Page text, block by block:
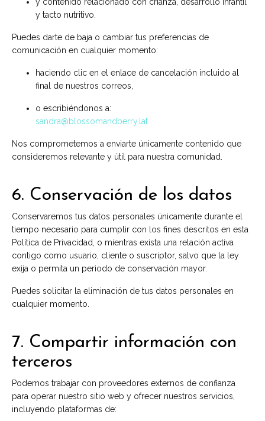
y contenido relacionado con crianza, desarrollo infantil
y tacto nutritivo.
Puedes darte de baja o cambiar tus preferencias de
comunicación en cualquier momento:
haciendo clic en el enlace de cancelación incluido al
final de nuestros correos,
o escribiéndonos a:
sandra@blossomandberry.lat
Nos comprometemos a enviarte únicamente contenido que
consideremos relevante y útil para nuestra comunidad.
6. Conservación de los datos
Conservaremos tus datos personales únicamente durante el
tiempo necesario para cumplir con los fines descritos en esta
Política de Privacidad, o mientras exista una relación activa
contigo como usuario, cliente o suscriptor, salvo que la ley
exija o permita un periodo de conservación mayor.
Puedes solicitar la eliminación de tus datos personales en
cualquier momento.
7. Compartir información con
terceros
Podemos trabajar con proveedores externos de confianza
para operar nuestro sitio web y ofrecer nuestros servicios,
incluyendo plataformas de: